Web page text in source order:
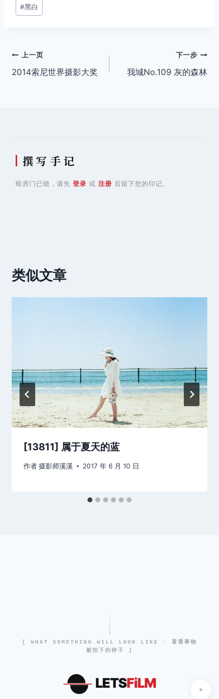
#黑白
文
章
上一页
2014索尼世界摄影大奖
下一步
我城No.109 灰的森林
撰 写 手 记
暗房门已锁，请先 登录 或 注册 后留下您的印记。
类似文章
[13811] 属于夏天的蓝
作者摄影师溪溪 2017 年 6 月 10 日
[ WHAT SOMETHING WILL LOOK LIKE · 看看事物
被拍下的样子 ]
LETSFiLM